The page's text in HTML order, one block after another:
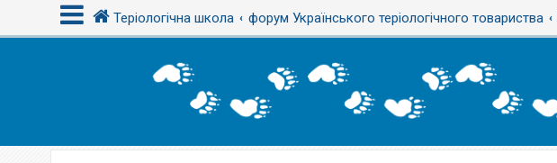
Теріологічна школа форум Українського теріологічного товариства